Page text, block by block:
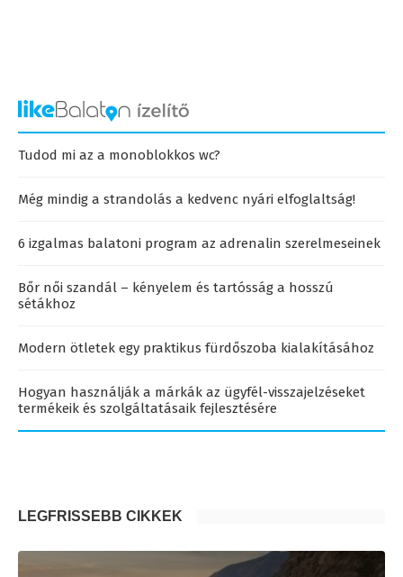
Tudod mi az a monoblokkos wc?
Még mindig a strandolás a kedvenc nyári elfoglaltság!
6 izgalmas balatoni program az adrenalin szerelmeseinek
Bőr női szandál – kényelem és tartósság a hosszú
sétákhoz
Modern ötletek egy praktikus fürdőszoba kialakításához
Hogyan használják a márkák az ügyfél-visszajelzéseket
termékeik és szolgáltatásaik fejlesztésére
LEGFRISSEBB CIKKEK